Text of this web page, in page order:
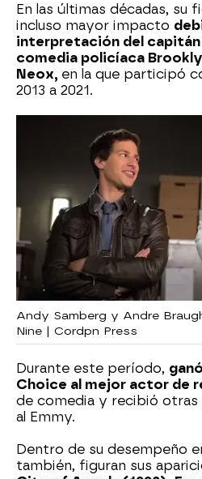
En las últimas décadas, su
incluso mayor impacto
interpretación del capitán
comedia policíaca
Neox, en la que participó
2013 a 2021.
Andy Samberg y Andre
Nine | Cordpn Press
Durante este período,
Choice al mejor actor de
de comedia y recibió otras
al Emmy.
Dentro de su desempeño
también, figuran sus